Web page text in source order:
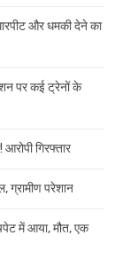
और धमकी देने का
पर कई ट्रेनों के
गिरफ्तार
ग्रामीण परेशान
में आया, मौत, एक